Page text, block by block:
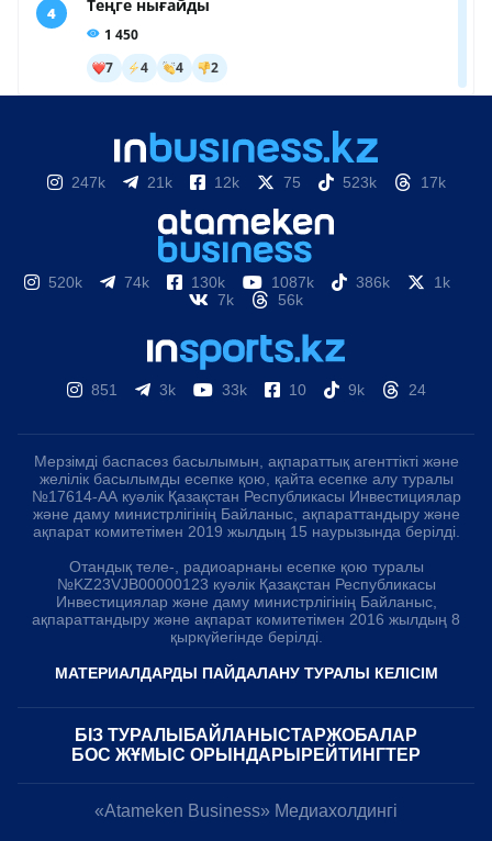
247k 21k 12k 75 523k 17k
520k 74k 130k 1087k 386k
1k
7k
56k
851 3k 33k 10 9k 24
Мерзімді баспасөз басылымын, ақпараттық агенттікті және
желілік басылымды есепке қою, қайта есепке алу туралы
№17614-АА куәлік Қазақстан Республикасы Инвестициялар
және даму министрлігінің Байланыс, ақпараттандыру және
ақпарат комитетімен 2019 жылдың 15 наурызында берілді.
Отандық теле-, радиоарнаны есепке қою туралы
№KZ23VJB00000123 куәлік Қазақстан Республикасы
Инвестициялар және даму министрлігінің Байланыс,
ақпараттандыру және ақпарат комитетімен 2016 жылдың 8
қыркүйегінде берілді.
МАТЕРИАЛДАРДЫ ПАЙДАЛАНУ ТУРАЛЫ КЕЛІСІМ
БІЗ ТУРАЛЫ БАЙЛАНЫСТАРЖОБАЛАР
БОС ЖҰМЫС ОРЫНДАРЫ РЕЙТИНГТЕР
«Atameken Business» Медиахолдингі